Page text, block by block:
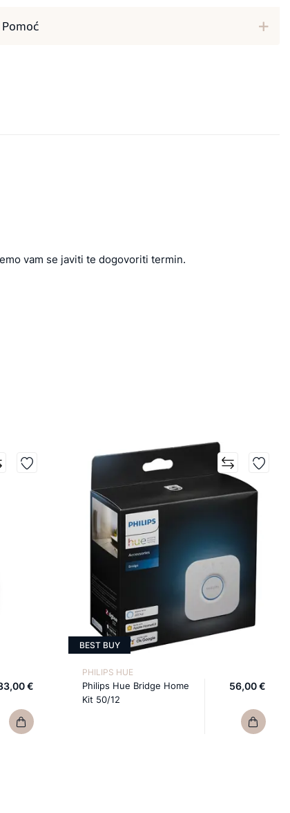
Pomoć
vam se javiti te dogovoriti termin.
€
BEST BUY
PHILIPS HUE
Philips Hue Bridge Home
Kit 50/12
56,00 €